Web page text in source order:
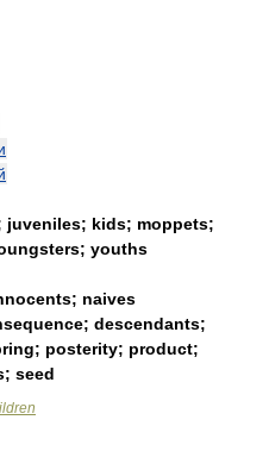
juveniles; kids; moppets;
youths
naives
descendants;
posterity; product;
seed